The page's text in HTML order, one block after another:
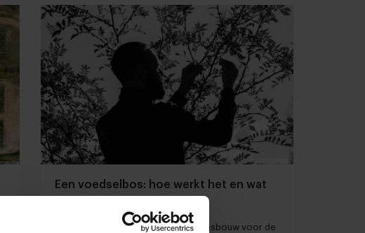
Een voedselbos: hoe werkt het en wat
De voor- en nadelen van voedselbosbouw voor de